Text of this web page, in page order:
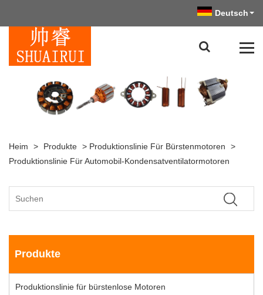
Deutsch
Heim > Produkte > Produktionslinie Für Bürstenmotoren
>
Produktionslinie Für Automobil-Kondensatventilatormotoren
Produkte
Produktionslinie für bürstenlose Motoren